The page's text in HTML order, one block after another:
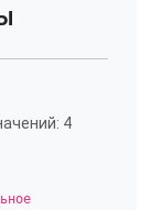
4